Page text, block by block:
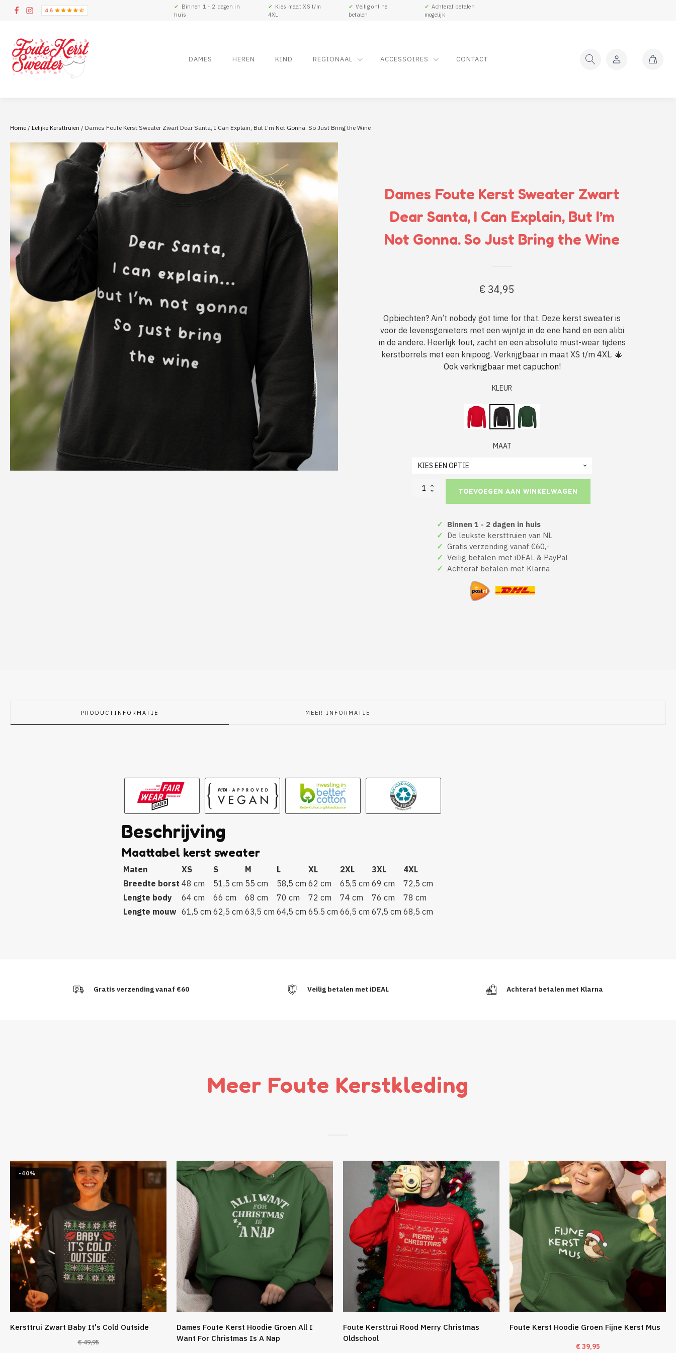
✔
Binnen 1 - 2 dagen in
huis
✔
Kies maat XS t/m
4XL
✔ Veilig online
betalen
✔ Achteraf betalen
mogelijk
DAMES HEREN KIND REGIONAAL ACCESSOIRES CONTACT
Home / Lelijke Kersttruien / Dames Foute Kerst Sweater Zwart Dear Santa, I Can Explain, But I’m Not Gonna. So Just Bring the Wine
Dames Foute Kerst Sweater Zwart
Dear Santa, I Can Explain, But I’m
Not Gonna. So Just Bring the Wine
€34,95
Opbiechten? Ain’t nobody got time for that. Deze kerst sweater is
voor de levensgenieters met een wijntje in de ene hand en een alibi
in de andere. Heerlijk fout, zacht en een absolute must-wear tijdens
kerstborrels met een knipoog. Verkrijgbaar in maat XS t/m 4XL. 🎄
Ook verkrijgbaar met capuchon!
KLEUR
MAAT
Dames
TOEVOEGEN AAN WINKELWAGEN
✓ Binnen 1 - 2 dagen in huis
✓ De leukste kersttruien van NL
✓ Gratis verzending vanaf €60,-
✓ Veilig betalen met iDEAL & PayPal
✓ Achteraf betalen met Klarna
PRODUCTINFORMATIE MEER INFORMATIE
Beschrijving
Maattabel kerst sweater
Maten XS S M L XL 2XL 3XL
4XL
Breedte borst 48 cm 51,5 cm 55 cm 58,5 cm 62 cm 65,5 cm 69 cm
72,5 cm
Lengte body
64 cm 66 cm 68 cm 70 cm 72 cm 74 cm 76 cm
78 cm
Lengte mouw 61,5 cm 62,5 cm 63,5 cm 64,5 cm 65.5 cm 66,5 cm 67,5 cm 68,5 cm
Gratis verzending vanaf €60 Veilig betalen met iDEAL Achteraf betalen met Klarna
Meer Foute Kerstkleding
-40%
Kersttrui Zwart Baby It's Cold Outside
€49,95
Dames Foute Kerst Hoodie Groen All I
Want For Christmas Is A Nap
Foute Kersttrui Rood Merry Christmas
Oldschool
Foute Kerst Hoodie Groen Fijne Kerst Mus
€39,95